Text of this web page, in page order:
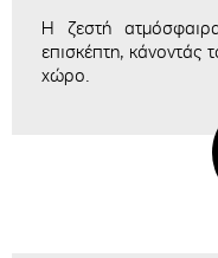
Η ζεστή
επισκέπτη, κάνοντάς
χώρο.